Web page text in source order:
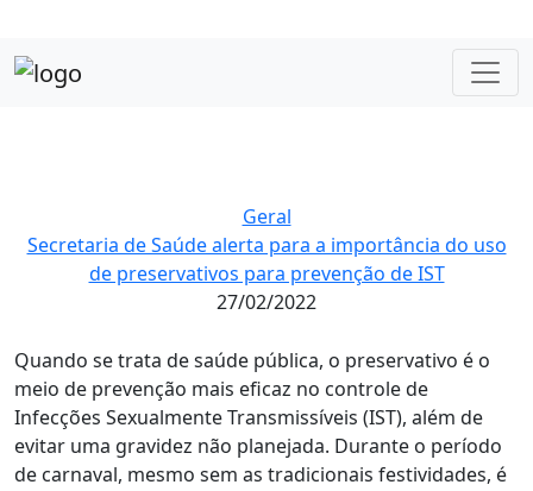
Geral
Secretaria de Saúde alerta para a importância do uso
de preservativos para prevenção de IST
27/02/2022
Quando se trata de saúde pública, o preservativo é o
meio de prevenção mais eficaz no controle de
Infecções Sexualmente Transmissíveis (IST), além de
evitar uma gravidez não planejada. Durante o período
de carnaval, mesmo sem as tradicionais festividades, é